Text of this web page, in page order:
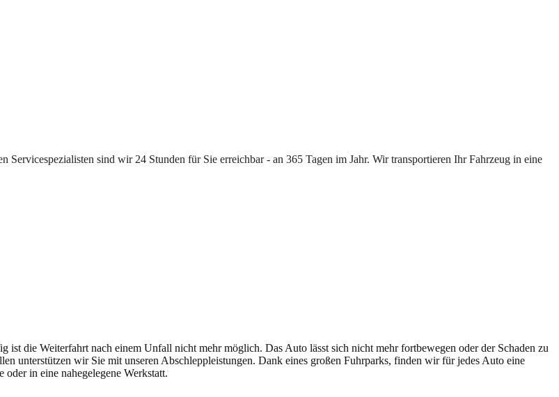
Servicespezialisten sind wir 24 Stunden für Sie erreichbar - an 365 Tagen im Jahr. Wir transportieren Ihr Fahrzeug in eine
die Weiterfahrt nach einem Unfall nicht mehr möglich. Das Auto lässt sich nicht mehr fortbewegen oder der Schaden zu
unterstützen wir Sie mit unseren Abschleppleistungen. Dank eines großen Fuhrparks, finden wir für jedes Auto eine
in eine nahegelegene Werkstatt.